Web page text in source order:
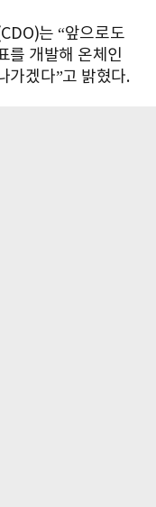
는 “앞으로도
를 개발해 온체인
가겠다”고 밝혔다.